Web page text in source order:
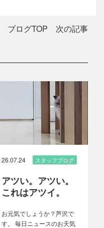
ブログTOP 次の記事
26.07.24 スタッフブログ
アツい。アツい。
これはアツイ。
お元気でしょうか？芦沢で
す。 毎日ニュースのお天気